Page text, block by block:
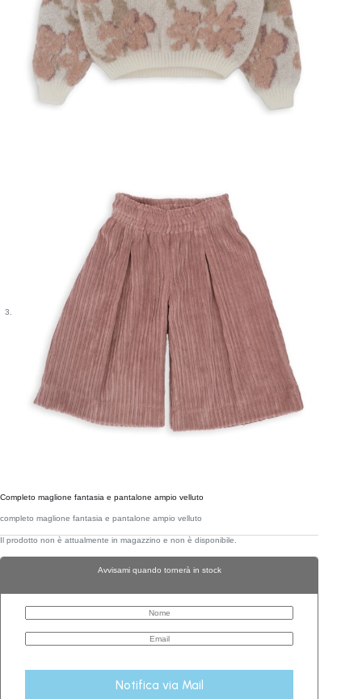
Completo maglione fantasia e pantalone ampio velluto
completo maglione fantasia e pantalone ampio velluto
Il prodotto non è attualmente in magazzino e non è disponibile.
Avvisami quando tornerà in stock
Notifica via Mail